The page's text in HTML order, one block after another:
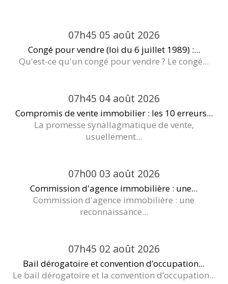
07h45 05 août 2026
Congé pour vendre (loi du 6 juillet 1989) :...
Qu'est-ce qu'un congé pour vendre ? Le congé...
07h45 04 août 2026
Compromis de vente immobilier : les 10 erreurs...
La promesse synallagmatique de vente,
usuellement...
07h00 03 août 2026
Commission d'agence immobilière : une...
Commission d'agence immobilière : une
reconnaissance...
07h45 02 août 2026
Bail dérogatoire et convention d’occupation...
Le bail dérogatoire et la convention d’occupation...